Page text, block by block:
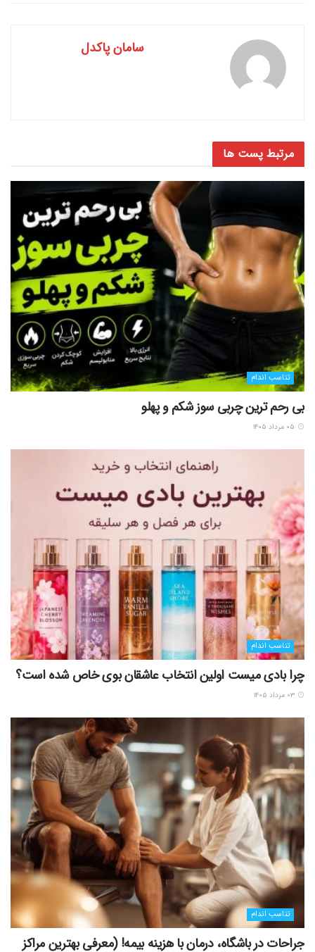
سامان پاکدل
مرتبط پست ها
تناسب اندام
بی رحم ترین چربی سوز شکم و پهلو
تناسب اندام
چرا بادی میست اولین انتخاب عاشقان بوی خاص شده است؟
تناسب اندام
جراحات در باشگاه، درمان با هزینه بیمه! (معرفی بهترین مراکز